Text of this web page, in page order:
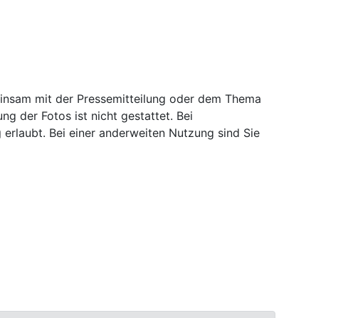
mit der Pressemitteilung oder dem Thema
der Fotos ist nicht gestattet. Bei
Bei einer anderweiten Nutzung sind Sie